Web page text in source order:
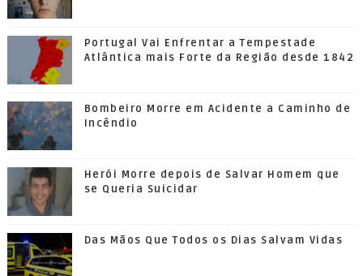
Portugal Vai Enfrentar a Tempestade
Atlântica mais Forte da Região desde 1842
Bombeiro Morre em Acidente a Caminho de
Incêndio
Herói Morre depois de Salvar Homem que
se Queria Suicidar
Das Mãos Que Todos os Dias Salvam Vidas